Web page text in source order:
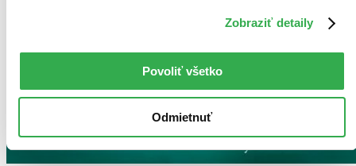
Zobraziť detaily
Povoliť všetko
Odmietnuť